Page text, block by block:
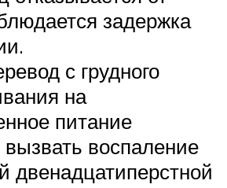
задержка
с грудного
на
питание
вызвать воспаление
двенадцатиперстной